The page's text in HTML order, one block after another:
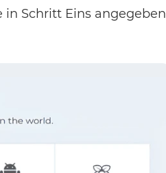
Schritt Eins angegeben